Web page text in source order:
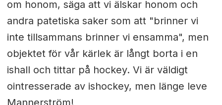
om honom, säga att vi älskar honom och
andra patetiska saker som att "brinner vi
inte tillsammans brinner vi ensamma", men
objektet för vår kärlek är långt borta i en
ishall och tittar på hockey. Vi är väldigt
ointresserade av ishockey, men länge leve
Mannerström!